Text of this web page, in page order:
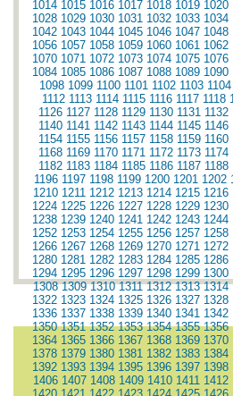
1014 1015 1016 1017 1018 1019 1020
1028 1029 1030 1031 1032 1033 1034
1042 1043 1044 1045 1046 1047 1048
1056 1057 1058 1059 1060 1061 1062
1070 1071 1072 1073 1074 1075 1076
1084 1085 1086 1087 1088 1089 1090
1098 1099 1100 1101 1102 1103 1104
1112 1113 1114 1115 1116 1117 1118
1126 1127 1128 1129 1130 1131 1132
1140 1141 1142 1143 1144 1145 1146
1154 1155 1156 1157 1158 1159 1160
1168 1169 1170 1171 1172 1173 1174
1182 1183 1184 1185 1186 1187 1188
1196 1197 1198 1199 1200 1201 1202
1210 1211 1212 1213 1214 1215 1216
1224 1225 1226 1227 1228 1229 1230
1238 1239 1240 1241 1242 1243 1244
1252 1253 1254 1255 1256 1257 1258
1266 1267 1268 1269 1270 1271 1272
1280 1281 1282 1283 1284 1285 1286
1294 1295 1296 1297 1298 1299 1300
1308 1309 1310 1311 1312 1313 1314
1322 1323 1324 1325 1326 1327 1328
1336 1337 1338 1339 1340 1341 1342
1350 1351 1352 1353 1354 1355 1356
1364 1365 1366 1367 1368 1369 1370
1378 1379 1380 1381 1382 1383 1384
1392 1393 1394 1395 1396 1397 1398
1406 1407 1408 1409 1410 1411 1412